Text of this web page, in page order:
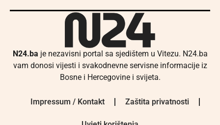
N24.ba je nezavisni portal sa sjedištem u Vitezu. N24.ba
vam donosi vijesti i svakodnevne servisne informacije iz
Bosne i Hercegovine i svijeta.
Impressum / Kontakt Zaštita privatnosti